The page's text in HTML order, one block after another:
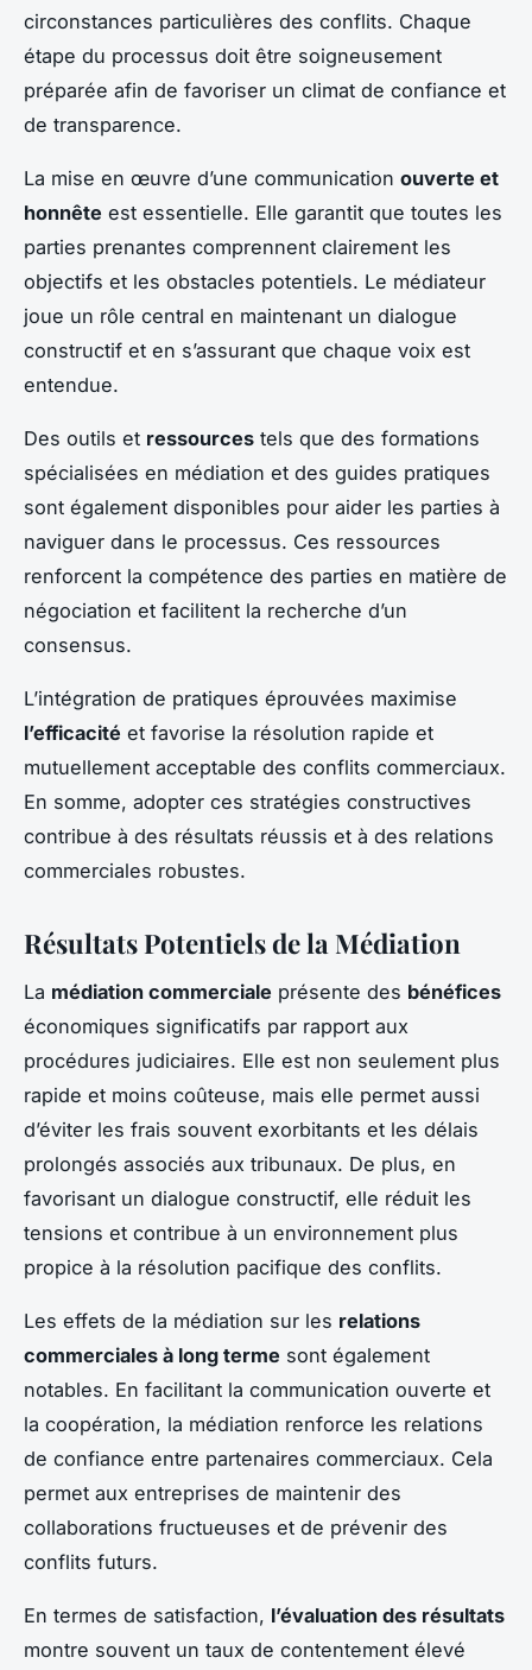
circonstances particulières des conflits. Chaque
étape du processus doit être soigneusement
préparée afin de favoriser un climat de confiance et
de transparence.
La mise en œuvre d’une communication ouverte et
honnête est essentielle. Elle garantit que toutes les
parties prenantes comprennent clairement les
objectifs et les obstacles potentiels. Le médiateur
joue un rôle central en maintenant un dialogue
constructif et en s’assurant que chaque voix est
entendue.
Des outils et ressources tels que des formations
spécialisées en médiation et des guides pratiques
sont également disponibles pour aider les parties à
naviguer dans le processus. Ces ressources
renforcent la compétence des parties en matière de
négociation et facilitent la recherche d’un
consensus.
L’intégration de pratiques éprouvées maximise
l’efficacité et favorise la résolution rapide et
mutuellement acceptable des conflits commerciaux.
En somme, adopter ces stratégies constructives
contribue à des résultats réussis et à des relations
commerciales robustes.
Résultats Potentiels de la Médiation
La médiation commerciale présente des bénéfices
économiques significatifs par rapport aux
procédures judiciaires. Elle est non seulement plus
rapide et moins coûteuse, mais elle permet aussi
d’éviter les frais souvent exorbitants et les délais
prolongés associés aux tribunaux. De plus, en
favorisant un dialogue constructif, elle réduit les
tensions et contribue à un environnement plus
propice à la résolution pacifique des conflits.
Les effets de la médiation sur les relations
commerciales à long terme sont également
notables. En facilitant la communication ouverte et
la coopération, la médiation renforce les relations
de confiance entre partenaires commerciaux. Cela
permet aux entreprises de maintenir des
collaborations fructueuses et de prévenir des
conflits futurs.
En termes de satisfaction, l’évaluation des résultats
montre souvent un taux de contentement élevé